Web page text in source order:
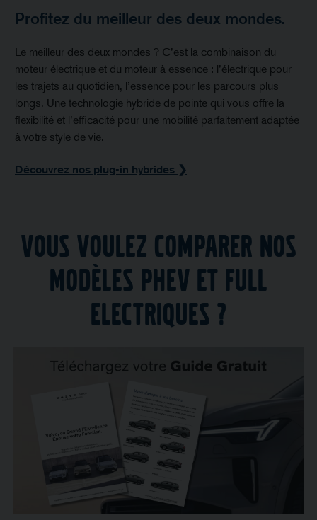
Profitez du meilleur des deux mondes.
Le meilleur des deux mondes ? C’est la combinaison du
moteur électrique et du moteur à essence : l’électrique pour
les trajets au quotidien, l’essence pour les parcours plus
longs. Une technologie hybride de pointe qui vous offre la
flexibilité et l’efficacité pour une mobilité parfaitement adaptée
à votre style de vie.
Découvrez nos plug-in hybrides ❯
Vous voulez comparer nos
modèles PHEV et Full
Electriques ?